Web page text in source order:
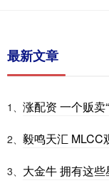
最新文章
1、 涨配资 一个贩卖
2、 毅鸣天汇 MLCC
3、 大金牛 拥有这些